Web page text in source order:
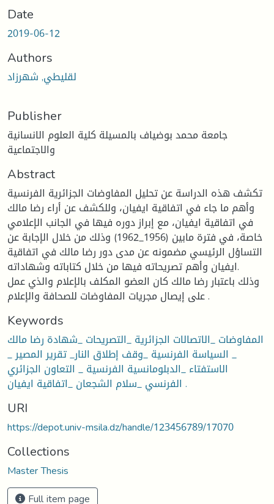
Date
2019-06-12
Authors
لقليطي, شهرزاد
Publisher
جامعة محمد بوضياف بالمسيلة كلية العلوم الانسانية
والاجتماعية
Abstract
تكشف هذه الدراسة عن تحليل المفاوضات الجزائرية الفرنسية
وأهم ما جاء في اتفاقية ايفيان، وللكشف عن أراء رضا مالك
في اتفاقية ايفيان، مع إبراز دوره فيها في الجانب الإعلامي
خاصة، في فترة مابين (1956_1962) وذلك من خلال الإجابة عن
التساؤل الرئيسي مضمونه عن مدى دور رضا مالك في اتفاقية
ايفيان وأهم تصريحاته فيها من خلال كتاباته وشهاداته.
وذلك باعتبار رضا مالك كان العضو المكلف بالإعلام والذي عمل
على إيصال مجريات المفاوضات للصحافة والإعلام .
Keywords
المفاوضات _الاتصالات الجزائرية _التصريحات _شهادة رضا مالك
_ السياسة الفرنسية _وقف إطلاق النار_ تقرير المصير _
الاستفتاء _الدبلومانسية الفرنسية _ التعاون الجزائري
الفرنسي _سلام الشجعان _اتفاقية ايفيان .
URI
https://depot.univ-msila.dz/handle/123456789/17070
Collections
Master Thesis
Full item page